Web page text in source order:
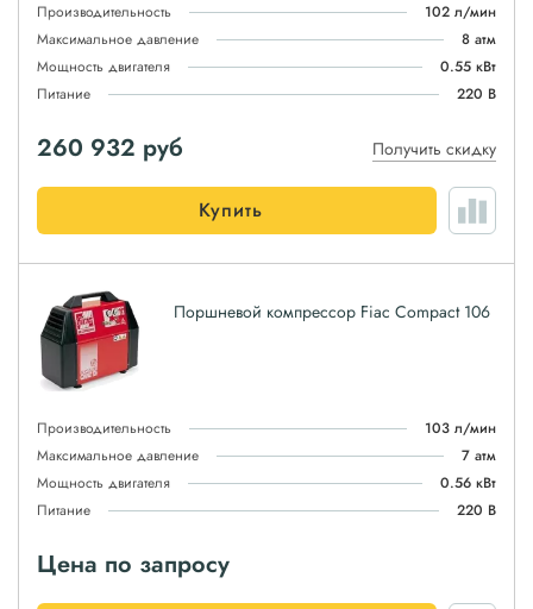
Производительность
102 л/мин
Максимальное давление
8 атм
Мощность двигателя
0.55 кВт
Питание
220 В
260 932 руб Получить скидку
Купить
Поршневой компрессор Fiac Compact 106
Производительность
103 л/мин
Максимальное давление
7 атм
Мощность двигателя
0.56 кВт
Питание
220 В
Цена по запросу